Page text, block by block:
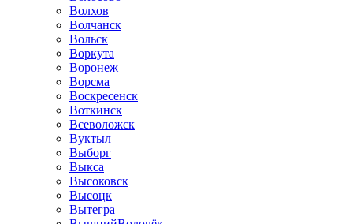
Волхов
Волчанск
Вольск
Воркута
Воронеж
Ворсма
Воскресенск
Воткинск
Всеволожск
Вуктыл
Выборг
Выкса
Высоковск
Высоцк
Вытегра